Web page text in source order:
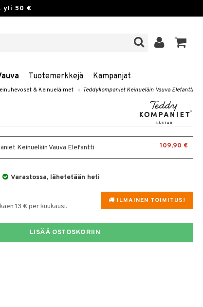
yli 50 €
Tuotemerkkejä Kampanjat
& Keinueläimet » Teddykompaniet Keinueläin Vauva Elefantti
Keinueläin Vauva Elefantti 109,90 €
Varastossa, lähetetään heti
ILMAINEN TOIMITUS!
13 € per kuukausi.
LISÄÄ OSTOSKORIIN